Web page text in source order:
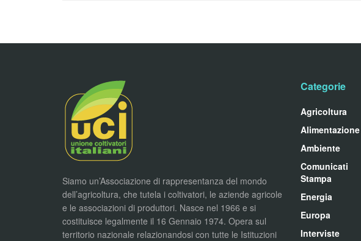
Siamo un’Associazione di rappresentanza del mondo
dell’agricoltura, che tutela i coltivatori, le aziende agricole
e le associazioni di produttori. Nasce nel 1966 e si
costituisce legalmente il 16 Gennaio 1974. Opera sul
territorio nazionale relazionandosi con tutte le Istituzioni
Categorie
Agricoltura
Alimentazione
Ambiente
Comunicati
Stampa
Energia
Europa
Interviste